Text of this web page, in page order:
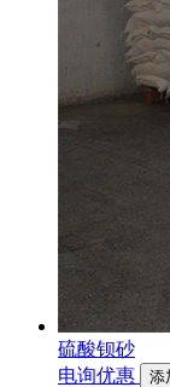
硫酸钡砂
电询优惠
添